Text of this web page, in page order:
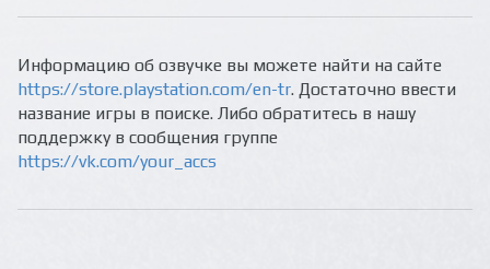
Информацию об озвучке вы можете найти на сайте
https://store.playstation.com/en-tr. Достаточно ввести
название игры в поиске. Либо обратитесь в нашу
поддержку в сообщения группе
https://vk.com/your_accs